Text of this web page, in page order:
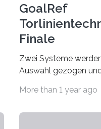
GoalRef
Finale
Zwei Systeme
Auswahl gezogen
der beiden
More than 1 year ago